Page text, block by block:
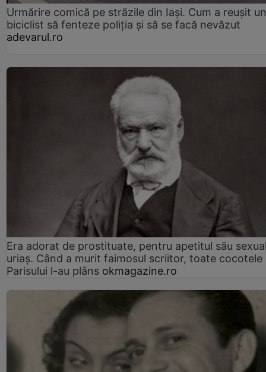
Urmărire comică pe străzile din Iași. Cum a reușit un
biciclist să fenteze poliția și să se facă nevăzut
adevarul.ro
Era adorat de prostituate, pentru apetitul său
uriaș. Când a murit faimosul scriitor, toate cocotele
Parisului l-au plâns okmagazine.ro